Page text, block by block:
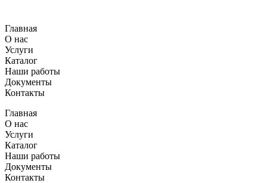
Главная
О нас
Услуги
Каталог
Наши работы
Документы
Контакты
Главная
О нас
Услуги
Каталог
Наши работы
Документы
Контакты